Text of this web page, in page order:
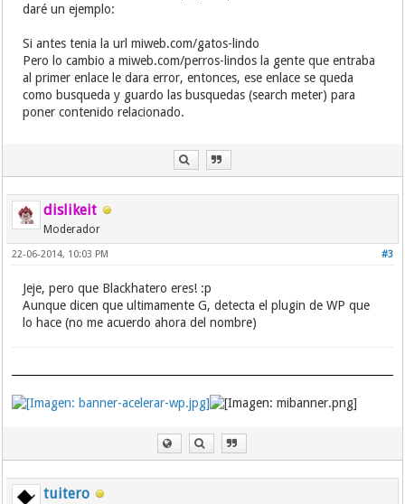
daré un ejemplo:
Si antes tenia la url miweb.com/gatos-lindo
Pero lo cambio a miweb.com/perros-lindos la gente que entraba
al primer enlace le dara error, entonces, ese enlace se queda
como busqueda y guardo las busquedas (search meter) para
poner contenido relacionado.
dislikeit
Moderador
#3
22-06-2014, 10:03 PM
Jeje, pero que Blackhatero eres! :p
Aunque dicen que ultimamente G, detecta el plugin de WP que
lo hace (no me acuerdo ahora del nombre)
tuitero